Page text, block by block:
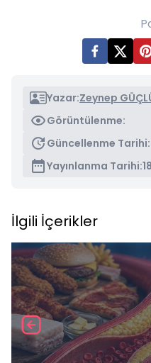
Yazar:Zeynep
Görüntülenme:
Güncellenme Tarihi:
Yayınlanma Tarihi:
İlgili İçerikler